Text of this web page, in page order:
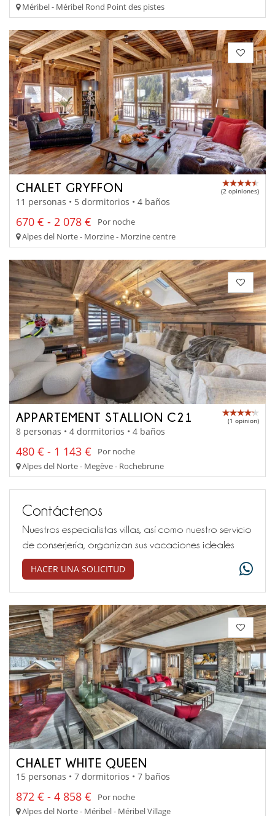
Méribel - Méribel Rond Point des pistes
CHALET GRYFFON (2 opiniones)
11 personas • 5 dormitorios • 4 baños
670 € - 2 078 €
Por noche
Alpes del Norte - Morzine - Morzine centre
APPARTEMENT STALLION C21 (1 opinion)
8 personas • 4 dormitorios • 4 baños
480 € - 1 143 €
Por noche
Alpes del Norte - Megève - Rochebrune
Contáctenos
Nuestros especialistas villas, así como nuestro servicio
de conserjería, organizan sus vacaciones ideales
HACER UNA SOLICITUD
CHALET WHITE QUEEN
15 personas • 7 dormitorios • 7 baños
872 € - 4 858 €
Por noche
Alpes del Norte - Méribel - Méribel Village